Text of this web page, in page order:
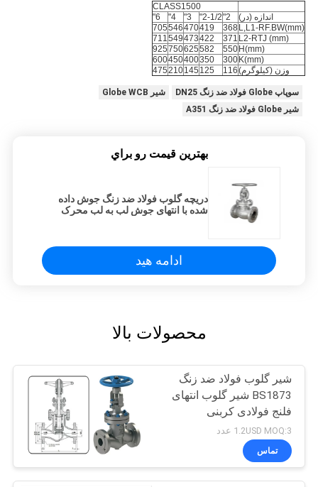
CLASS1500
اندازه (در)
2"
2-1/2"
3"
4"
6"
L,L1-RF.BW(mm)
368
419
470
546
705
L2-RTJ (mm)
371
422
473
549
711
H(mm)
550
582
625
750
925
K(mm)
300
350
400
450
600
وزن (کیلوگرم)116
125
145
210
475
سوپاپ Globe فولاد ضد زنگ DN25
شیر Globe WCB
شیر Globe فولاد ضد زنگ A351
بهترين قيمت رو براي
دریچه گلوب فولاد ضد زنگ جوش داده
شده با انتهای جوش لب به لب محرک
ادامه هید
محصولات بالا
شیر گلوب فولاد ضد زنگ
BS1873 شیر گلوب انتهای
فلنج فولادی کربنی
1.2USD MOQ:3 عدد
تماس